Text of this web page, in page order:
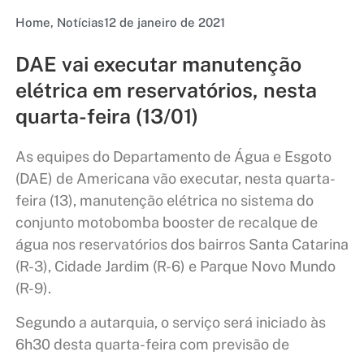
Home, Notícias12 de janeiro de 2021
DAE vai executar manutenção
elétrica em reservatórios, nesta
quarta-feira (13/01)
As equipes do Departamento de Água e Esgoto
(DAE) de Americana vão executar, nesta quarta-
feira (13), manutenção elétrica no sistema do
conjunto motobomba booster de recalque de
água nos reservatórios dos bairros Santa Catarina
(R-3), Cidade Jardim (R-6) e Parque Novo Mundo
(R-9).
Segundo a autarquia, o serviço será iniciado às
6h30 desta quarta-feira com previsão de